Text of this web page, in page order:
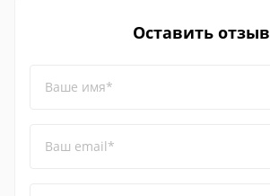
Оставить отзыв
Ваше имя*
Ваш email*